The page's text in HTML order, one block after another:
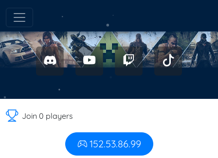
Join 0 players
152.53.86.99